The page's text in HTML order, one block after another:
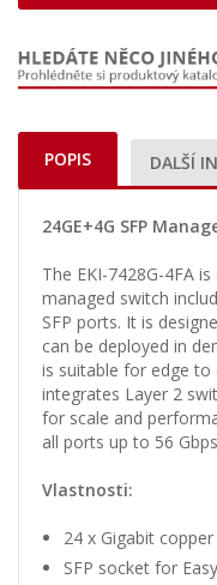
POPIS DALŠÍ
24GE+4G SFP
The EKI-7428G-4FA
managed switch
SFP ports. It is
can be deployed in
is suitable for edge
integrates Layer 2
for scale and
all ports up to 56
Vlastnosti:
24 x Gigabit
SFP socket for